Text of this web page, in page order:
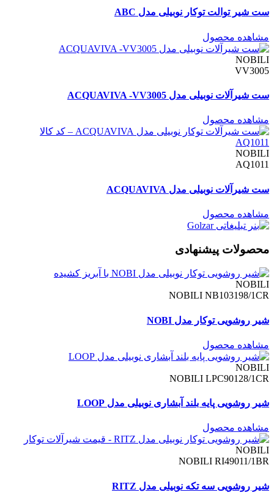
ست شیر توالت توکار نوبیلی مدل ABC
مشاهده محصول
NOBILI
VV3005
ست شیرآلات نوبیلی مدل ACQUAVIVA -VV3005
مشاهده محصول
NOBILI
AQ1011
ست شیرآلات نوبیلی مدل ACQUAVIVA
مشاهده محصول
محصولات پیشنهادی
NOBILI
NOBILI NB103198/1CR
شیر روشویی توکار مدل NOBI
مشاهده محصول
NOBILI
NOBILI LPC90128/1CR
شیر روشویی پایه بلند آبشاری نوبیلی مدل LOOP
مشاهده محصول
NOBILI
NOBILI RI49011/1BR
شیر روشویی سه تکه نوبیلی مدل RITZ